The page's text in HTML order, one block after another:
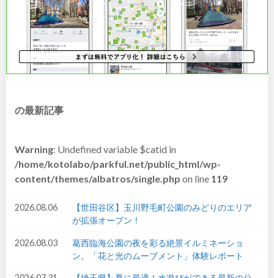
兵庫 奈良
和歌山
中国・四国
岡山 広島
徳島
香川 愛媛
の最新記事
Warning: Undefined variable $catid in
/home/kotolabo/parkful.net/public_html/wp-
content/themes/albatros/single.php on line 119
2026.08.06
【世田谷区】玉川野毛町公園のみどりのエリア
が拡張オープン！
2026.08.03
葛西臨海公園の夜を彩る絶景イルミネーショ
ン。「花と光のムーブメント」体験レポート